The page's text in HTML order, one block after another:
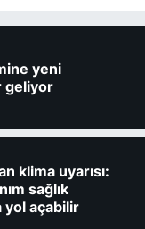
yeni
geliyor
klima uyarısı:
sağlık
yol açabilir